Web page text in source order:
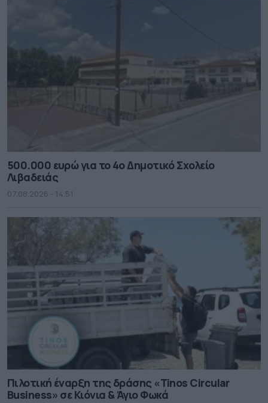
500.000 ευρώ για το 4ο Δημοτικό Σχολείο
Λιβαδειάς
07.08.2026 - 14.51
Πιλοτική έναρξη της δράσης «Tinos Circular
Business» σε Κιόνια & Άγιο Φωκά